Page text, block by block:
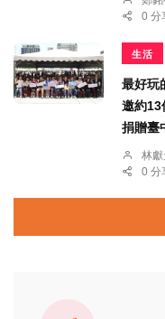
0 分
生活
最好玩
邀約13
捐贈臺
林
0 分